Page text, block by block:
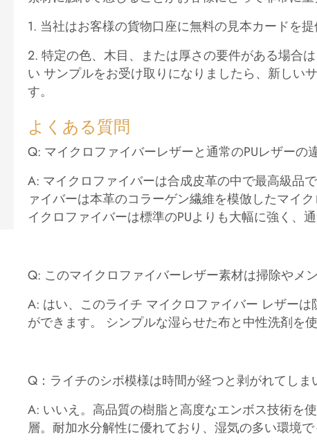
1. 当社はお客様の貨物口座に無料の見本カードを提
2. 特定の色、木目、または厚さの​​要件がある場合
い サンプルをお受け取りになりましたら、新しい
す。
よくある質問
Q: マイクロファイバーレザーと通常のPUレザーの
A: マイクロファイバーは合成皮革の中で最高級品
ァイバーは本革のコラーゲン繊維を模倣したマイ
イクロファイバーは標準のPUよりも大幅に強く、
Q: このマイクロファイバーレザー素材は掃除やメ
A: はい、このライチ マイクロファイバー レザー
ができます。 シンプルな湿らせた布と中性洗剤を使
Q：ライチのシボ模様は時間が経つと剥がれてしま
A: いいえ。高品質の樹脂と高度なエンボス技術を
層。耐加水分解性に優れており、湿気の多い環境